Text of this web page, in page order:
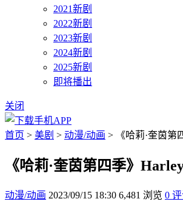
2021新剧
2022新剧
2023新剧
2024新剧
2025新剧
即将播出
关闭
首页 > 美剧 > 动漫/动画 > 《哈莉·奎茵第
《哈莉·奎茵第四季》
动漫/动画 2023/09/15 18:30 6,481 浏览 0